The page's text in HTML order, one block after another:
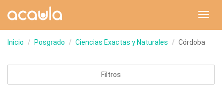
Inicio Posgrado Ciencias Exactas y Naturales Córdoba
Filtros